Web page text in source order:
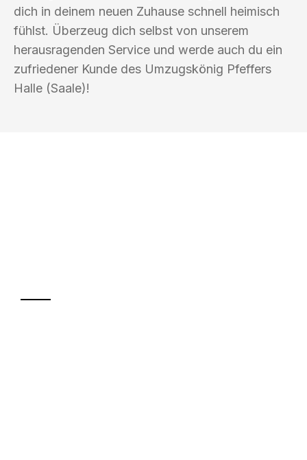
dich in deinem neuen Zuhause schnell heimisch
fühlst. Überzeug dich selbst von unserem
herausragenden Service und werde auch du ein
zufriedener Kunde des Umzugskönig Pfeffers
Halle (Saale)!